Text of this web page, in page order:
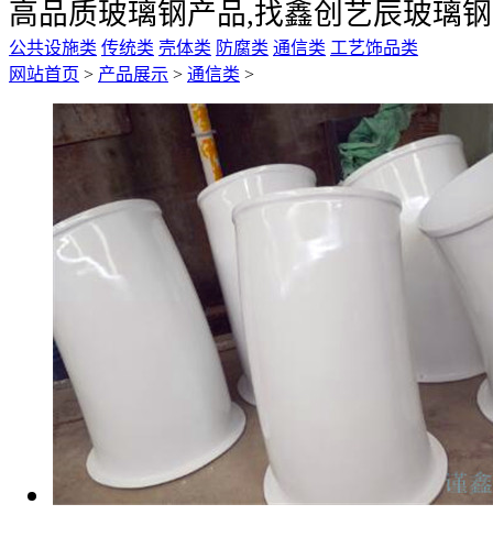
高品质玻璃钢产品,找鑫创艺辰玻璃
公共设施类 传统类 壳体类 防腐类 通信类 工艺饰品类
网站首页 > 产品展示 > 通信类 >